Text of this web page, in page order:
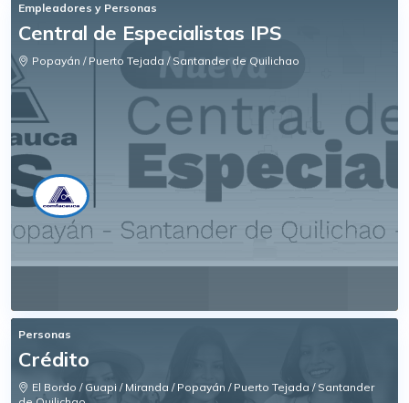
Empleadores y Personas
Central de Especialistas IPS
Popayán / Puerto Tejada / Santander de Quilichao
Personas
Crédito
El Bordo / Guapi / Miranda / Popayán / Puerto Tejada / Santander